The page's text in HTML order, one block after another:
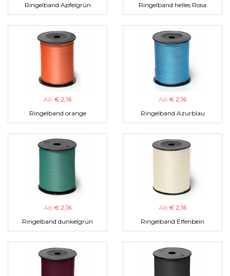
Ringelband Apfelgrün
Ringelband helles Rosa
Ab € 2,16
Ringelband orange
Ab € 2,16
Ringelband Azurblau
Ab € 2,16
Ringelband dunkelgrün
Ab € 2,16
Ringelband Elfenbein